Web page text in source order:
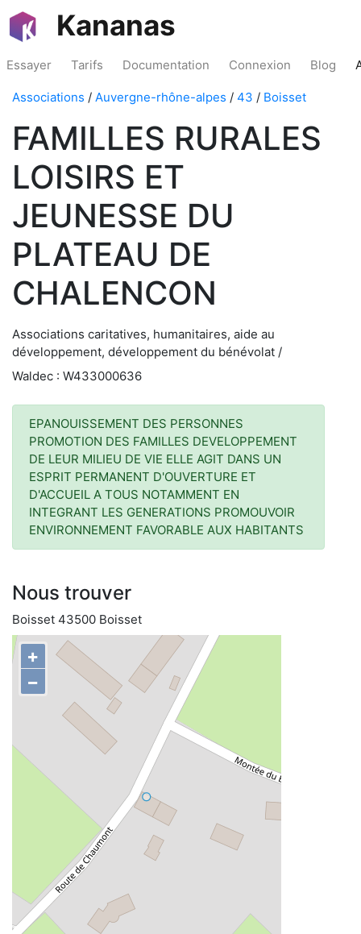
Kananas
Essayer Tarifs Documentation Connexion Blog
Associations / Auvergne-rhône-alpes / 43 / Boisset
FAMILLES RURALES
LOISIRS ET
JEUNESSE DU
PLATEAU DE
CHALENCON
Associations caritatives, humanitaires, aide au
développement, développement du bénévolat /
Waldec : W433000636
EPANOUISSEMENT DES PERSONNES
PROMOTION DES FAMILLES DEVELOPPEMENT
DE LEUR MILIEU DE VIE ELLE AGIT DANS UN
ESPRIT PERMANENT D'OUVERTURE ET
D'ACCUEIL A TOUS NOTAMMENT EN
INTEGRANT LES GENERATIONS PROMOUVOIR
ENVIRONNEMENT FAVORABLE AUX HABITANTS
Nous trouver
Boisset 43500 Boisset
+
−